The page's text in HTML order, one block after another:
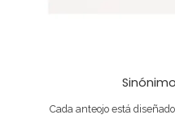
Cada anteojo está